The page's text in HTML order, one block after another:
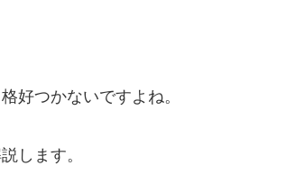
好つかないですよね。
します。